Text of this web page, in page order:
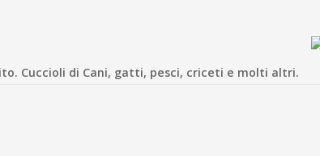
Cuccioli di Cani, gatti, pesci, criceti e molti altri.